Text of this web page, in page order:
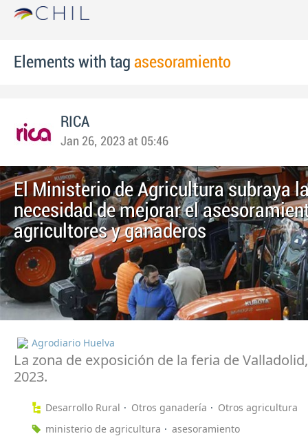
Elements with tag asesoramiento
RICA
Jan 26, 2023 at 05:46
El Ministerio de Agricultura subraya
necesidad de mejorar el
agricultores y ganaderos
Agrodiario Huelva
La zona de exposición de la feria de
2023.
Desarrollo Rural Otros ganadería
Otros agricultura
ministerio de agricultura
asesoramiento